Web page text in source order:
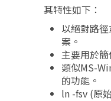
其特性如下：
以絕對路
案。
主要用於簡
類似MS-
的功能。
ln -fsv (原